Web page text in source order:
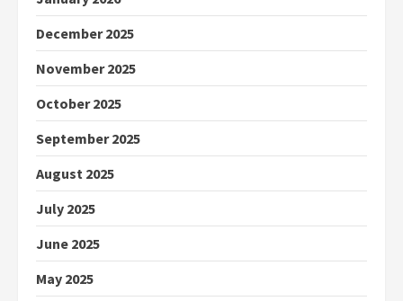
December 2025
November 2025
October 2025
September 2025
August 2025
July 2025
June 2025
May 2025